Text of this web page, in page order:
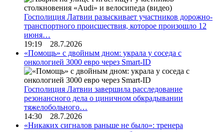
Госполиция Латвии разыскивает участников дорожно-
транспортного происшествия, которое произошло 12
июня…
19:19 28.7.2026
«Помощь» с двойным дном: украла у соседа с
онкологией 3000 евро через Smart-ID
Госполиция Латвии завершила расследование
резонансного дела о циничном обкрадывании
тяжелобольного…
14:30 28.7.2026
«Никаких сигналов раньше не было»: тренера